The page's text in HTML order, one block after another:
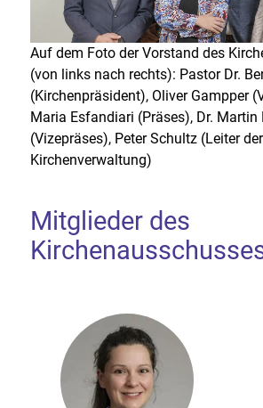
Auf dem Foto der Vorstand des
(von links nach rechts): Pastor Dr.
(Kirchenpräsident), Oliver Gampper
Maria Esfandiari (Präses), Dr. Martin
(Vizepräses), Peter Schultz (Leiter der
Kirchenverwaltung)
Mitglieder des